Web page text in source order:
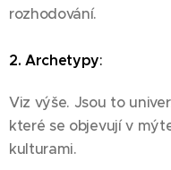
rozhodování.
2. Archetypy:
Viz výše. Jsou to
které se objevují v
kulturami.